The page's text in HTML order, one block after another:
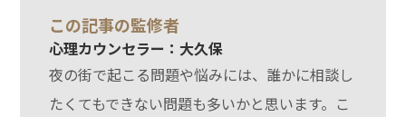
この記事の監修者
心理カウンセラー：大久保
夜の街で起こる問題や悩みには、誰かに相談し
たくてもできない問題も多いかと思います。こ